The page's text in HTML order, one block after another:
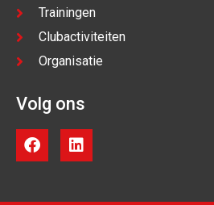
Trainingen
Clubactiviteiten
Organisatie
Volg ons